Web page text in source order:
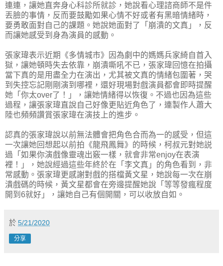
連連，讓她直奔身心科診所就診，她說看心理諮商師不是件
丟臉的事情，反而要鼓勵如果心情不好或者有黑暗情緒時，
要勇敢面對自己的課題。她說她面對了「崩潰的文真」，反
而讓她感受到身為演員的感動。
張家瑋表示近期《多情城市》因為劇中的媽媽兵家綺自首入
獄，讓她頓時失去依靠，崩潰嘶吼不已，張家瑋回憶在拍攝
當下真的是用盡全力在演出，尤其被文真的情緒包圍著，哭
到失控忘記剛剛演到哪裡，還好現場對戲演員都會即時提醒
她「你太over了！」，讓她情緒得以恢復。不過也因為這些
過程，讓張家瑋直說自己好像更貼近角色了，連製作人蕭大
陸也頻頻讚賞張家瑋在演技上的進步。
認真的張家瑋說以前無法體會把角色合而為一的感受，但這
一次讓她回想起以前拍《龍飛鳳舞》的時候，柯叔元對她説
過「如果你演戲像靈魂出竅一樣，就會非常enjoy在表演
裡！」，她說經過這些年終於在「李文真」的角色看到，非
常感動。張家瑋更感謝對戲的搭檔黃文星，她說每一次在崩
潰戲碼的時候，黃文星都會在旁邊提醒她說「等等發瘋程度
開到6就好」，讓她自己有個開關，可以收放自如。
於 5/21/2020
分享